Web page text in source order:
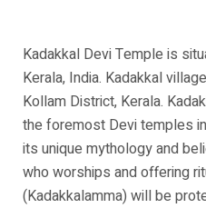
Kadakkal Devi Temple is
Kerala, India. Kadakkal
Kollam District, Kerala.
the foremost Devi temples
its unique mythology and
who worships and offering
(Kadakkalamma) will be